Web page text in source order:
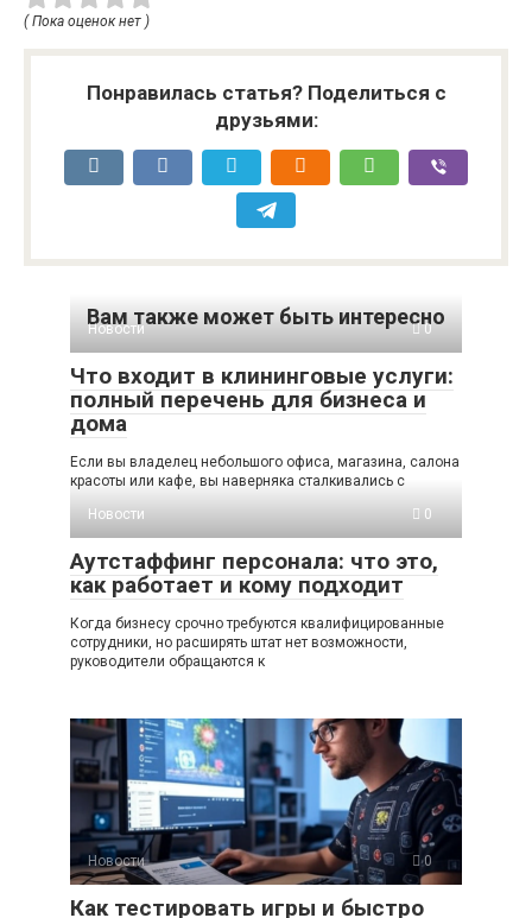
( Пока оценок нет )
Понравилась статья? Поделиться с
друзьями:
Вам также может быть интересно
Новости 0
Что входит в клининговые услуги:
полный перечень для бизнеса и
дома
Если вы владелец небольшого офиса, магазина, салона
красоты или кафе, вы наверняка сталкивались с
Новости
0
Аутстаффинг персонала: что это,
как работает и кому подходит
Когда бизнесу срочно требуются квалифицированные
сотрудники, но расширять штат нет возможности,
руководители обращаются к
Новости 0
Как тестировать игры и быстро